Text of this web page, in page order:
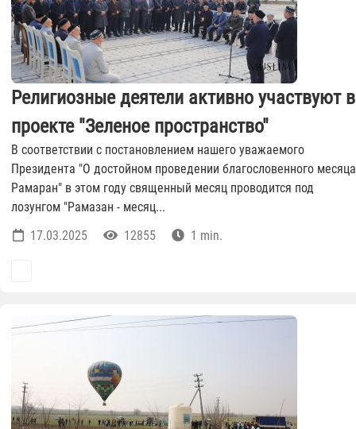
Религиозные деятели активно участвуют в
проекте "Зеленое пространство"
В соответствии с постановлением нашего уважаемого
Президента "О достойном проведении благословенного месяца
Рамаpан" в этом году священный месяц проводится под
лозунгом "Рамазан - месяц...
17.03.2025
12855 1 min.